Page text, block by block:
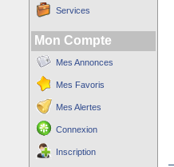
Services
Mon Compte
Mes Annonces
Mes Favoris
Mes Alertes
Connexion
Inscription